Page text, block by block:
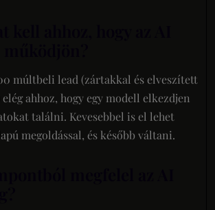
múltbeli lead (zártakkal és elveszített
ahhoz, hogy egy modell elkezdjen
találni. Kevesebbel is el lehet
megoldással, és később váltani.